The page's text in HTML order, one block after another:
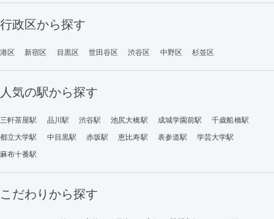
行政区から探す
港区 新宿区 目黒区 世田谷区 渋谷区 中野区 杉並区
人気の駅から探す
三軒茶屋駅 品川駅 渋谷駅 池尻大橋駅 成城学園前駅
千歳船橋駅
都立大学駅
中目黒駅 赤坂駅 恵比寿駅 表参道駅
学芸大学駅
麻布十番駅
こだわりから探す